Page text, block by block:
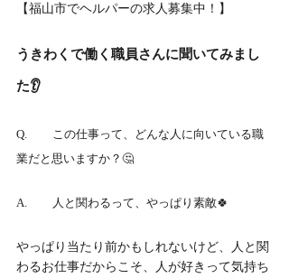
【福山市でヘルパーの求人募集中！】
うきわくで働く職員さんに聞いてみまし
た👂
Q.	この仕事って、どんな人に向いている職
業だと思いますか？🤔
A.	人と関わるって、やっぱり素敵🍀
やっぱり当たり前かもしれないけど、人と関
わるお仕事だからこそ、人が好きって気持ち